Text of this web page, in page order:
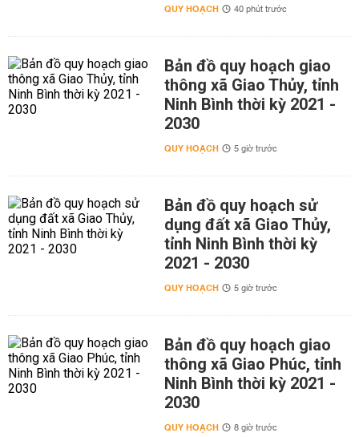
QUY HOẠCH 40 phút trước
Bản đồ quy hoạch giao
thông xã Giao Thủy, tỉnh
Ninh Bình thời kỳ 2021 -
2030
QUY HOẠCH 5 giờ trước
Bản đồ quy hoạch sử
dụng đất xã Giao Thủy,
tỉnh Ninh Bình thời kỳ
2021 - 2030
QUY HOẠCH 5 giờ trước
Bản đồ quy hoạch giao
thông xã Giao Phúc, tỉnh
Ninh Bình thời kỳ 2021 -
2030
QUY HOẠCH 8 giờ trước